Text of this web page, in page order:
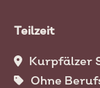
Teilzeit
Kurpfälzer
Ohne